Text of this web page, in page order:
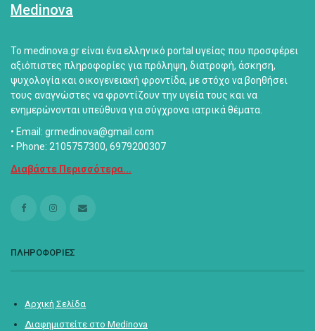
Medinova
Το medinova.gr είναι ένα ελληνικό portal υγείας που προσφέρει
αξιόπιστες πληροφορίες για πρόληψη, διατροφή, άσκηση,
ψυχολογία και οικογενειακή φροντίδα, με στόχο να βοηθήσει
τους αναγνώστες να φροντίζουν την υγεία τους και να
ενημερώνονται υπεύθυνα για σύγχρονα ιατρικά θέματα.
• Email: grmedinova@gmail.com
• Phone: 2105757300, 6979200307
Διαβάστε Περισσότερα...
ΠΛΗΡΟΦΟΡΙΕΣ
Αρχική Σελίδα
Διαφημιστείτε στο Medinova